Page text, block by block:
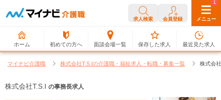
求人検索 会員登録 メニュー
ホーム 初めての方へ 面談会場一覧
0
保存した求人
1
最近見た求人
マイナビ介護職 株式会社T.S.Iの介護職・福祉求人・転職・募集一覧 株式会
株式会社T.S.I の事務長求人